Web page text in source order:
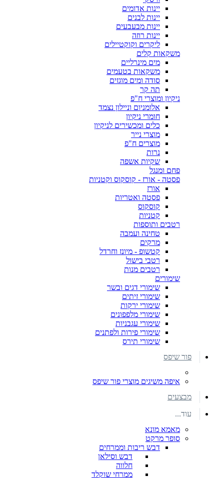
יינות אדומים
יינות לבנים
יינות מבעבעים
יינות רוזה
ליקרים וקוקטיילים
משקאות קלים
מים מינרליים
משקאות בטעמים
סודה ומים מוגזים
תה קר
ניקיון ומוצרי ח"פ
אלומניום וניילון נצמד
חומרי ניקיון
כלים ומכשירים לניקיון
מוצרי נייר
מוצרים ח"פ
נרות
שקיות אשפה
פחם ומנגל
פסטה - אורז - קוסקוס וקטניות
אורז
פסטה ואטריות
קוסקוס
קטניות
רטבים ותוספות
טחינה ועמבה
מרקים
קטשופ - מיונז וחרדל
רטבי בישול
רטבים מנות
שימורים
שימורי דגים ובשר
שימורי זיתים
שימורי ירקות
שימורי מלפפונים
שימורי עגבניות
שימורי פירות ולפתנים
שימורי תירס
פור שיפס
איפה משיגים מוצרי פור שיפס
מבצעים
עוד...
מאמא מונא
סופר מרקט
דבש ריבות וממרחים
דבש וסילאן
חלווה
ממרחי שוקלד